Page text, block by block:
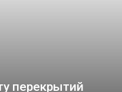
перекрытий